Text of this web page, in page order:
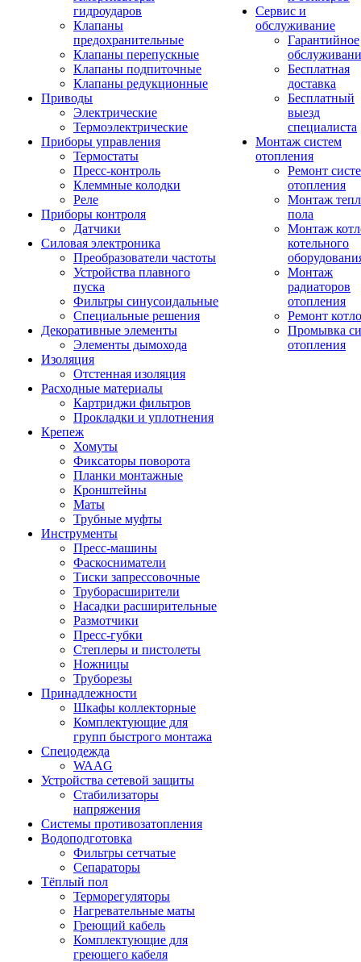
гидроударов
Клапаны
предохранительные
Клапаны перепускные
Клапаны подпиточные
Клапаны редукционные
Приводы
Электрические
Термоэлектрические
Приборы управления
Термостаты
Пресс-контроль
Клеммные колодки
Реле
Приборы контроля
Датчики
Силовая электроника
Преобразователи частоты
Устройства плавного
пуска
Фильтры синусоидальные
Специальные решения
Декоративные элементы
Элементы дымохода
Изоляция
Отстенная изоляция
Расходные материалы
Картриджи фильтров
Прокладки и уплотнения
Крепеж
Хомуты
Фиксаторы поворота
Планки монтажные
Кронштейны
Маты
Трубные муфты
Инструменты
Пресс-машины
Фаскосниматели
Тиски запрессовочные
Труборасширители
Насадки расширительные
Размотчики
Пресс-губки
Степлеры и пистолеты
Ножницы
Труборезы
Принадлежности
Шкафы коллекторные
Комплектующие для
групп быстрого монтажа
Спецодежда
WAAG
Устройства сетевой защиты
Стабилизаторы
напряжения
Системы противозатопления
Водоподготовка
Фильтры сетчатые
Сепараторы
Тёплый пол
Терморегуляторы
Нагревательные маты
Греющий кабель
Комплектующие для
греющего кабеля
Сервис и
обслуживание
Гарантийное
Бесплатная
доставка
Бесплатный
выезд
специалиста
Монтаж систем
отопления
Ремонт
отопления
Монтаж
пола
Монтаж
котельного
Монтаж
радиаторов
отопления
Ремонт
Промывка
отопления